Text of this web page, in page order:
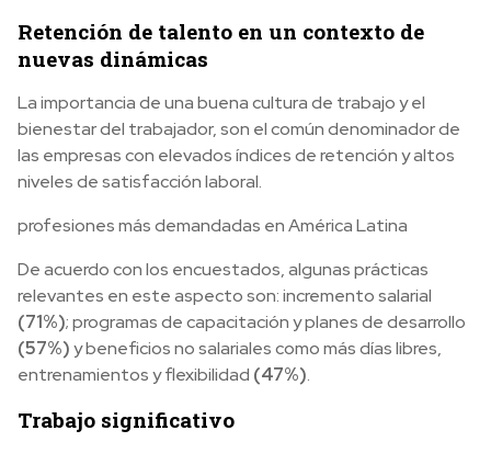
Retención de talento en un contexto de
nuevas dinámicas
La importancia de una buena cultura de trabajo y el
bienestar del trabajador, son el común denominador de
las empresas con elevados índices de retención y altos
niveles de satisfacción laboral.
profesiones más demandadas en América Latina
De acuerdo con los encuestados, algunas prácticas
relevantes en este aspecto son: incremento salarial
(71%); programas de capacitación y planes de desarrollo
(57%)y beneficios no salariales como más días libres,
entrenamientos y flexibilidad (47%).
Trabajo significativo